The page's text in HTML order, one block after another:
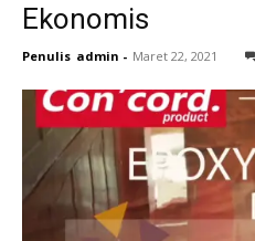
Ekonomis
Penulis admin - Maret 22, 2021